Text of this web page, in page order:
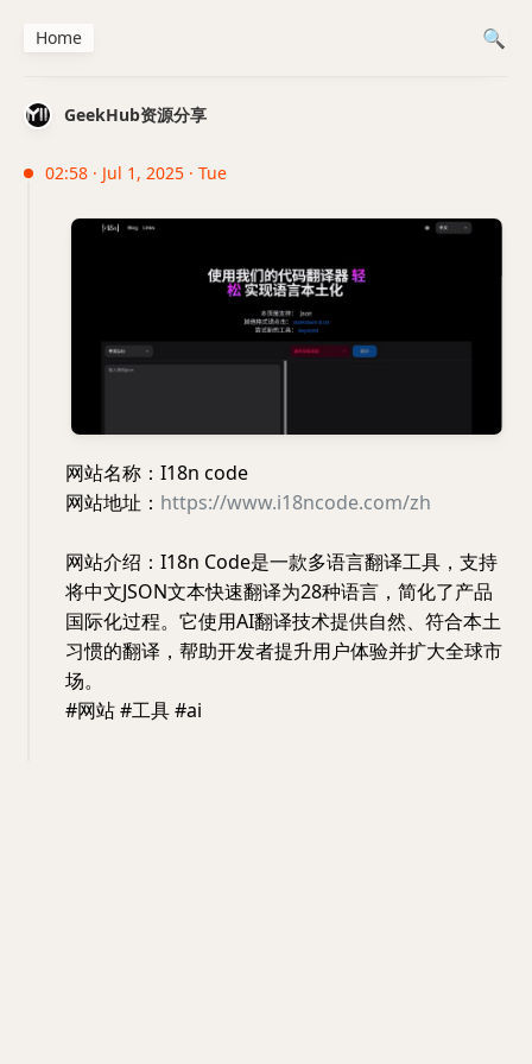
GeekHub资源分享
02:58 · Jul 1, 2025 · Tue
网站名称：I18n code
网站地址： https://www.i18ncode.com/zh
网站介绍：I18n Code是一款多语言翻译工具，支持
将中文JSON文本快速翻译为28种语言，简化了产品
国际化过程。它使用AI翻译技术提供自然、符合本土
习惯的翻译，帮助开发者提升用户体验并扩大全球市
场。
#网站 #工具 #ai
Home